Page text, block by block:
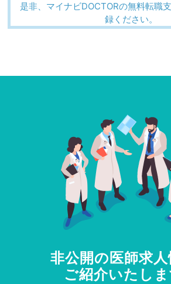
是非、マイナビDOCTORの無料転職
録ください。
非公開の医師求人
ご紹介いたしま